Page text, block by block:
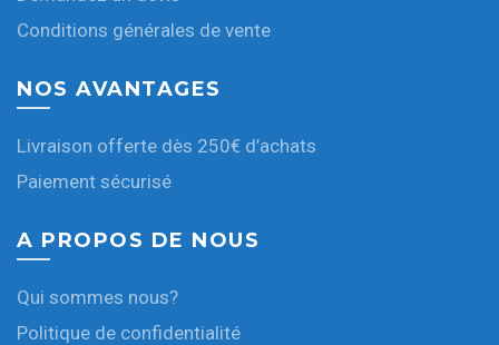
Conditions générales de vente
NOS AVANTAGES
Livraison offerte dès 250€ d’achats
Paiement sécurisé
A PROPOS DE NOUS
Qui sommes nous?
Politique de confidentialité